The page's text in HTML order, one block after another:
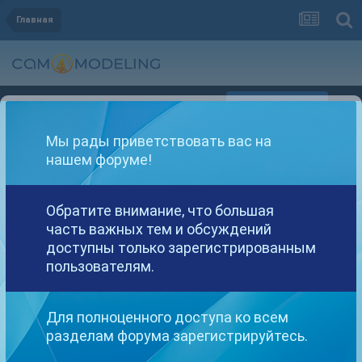
Главная
Уже зарегистрированы? Войти
Другие варианты поиска
Найдено: 1 результат
СОРТИРОВКА
Мы рады приветствовать вас на
нашем форуме!
Обратите внимание, что большая
часть важных тем и обсуждений
доступны только зарегистрированным
пользователям.
Для полноценного доступа ко всем
разделам форума зарегистрируйтесь.